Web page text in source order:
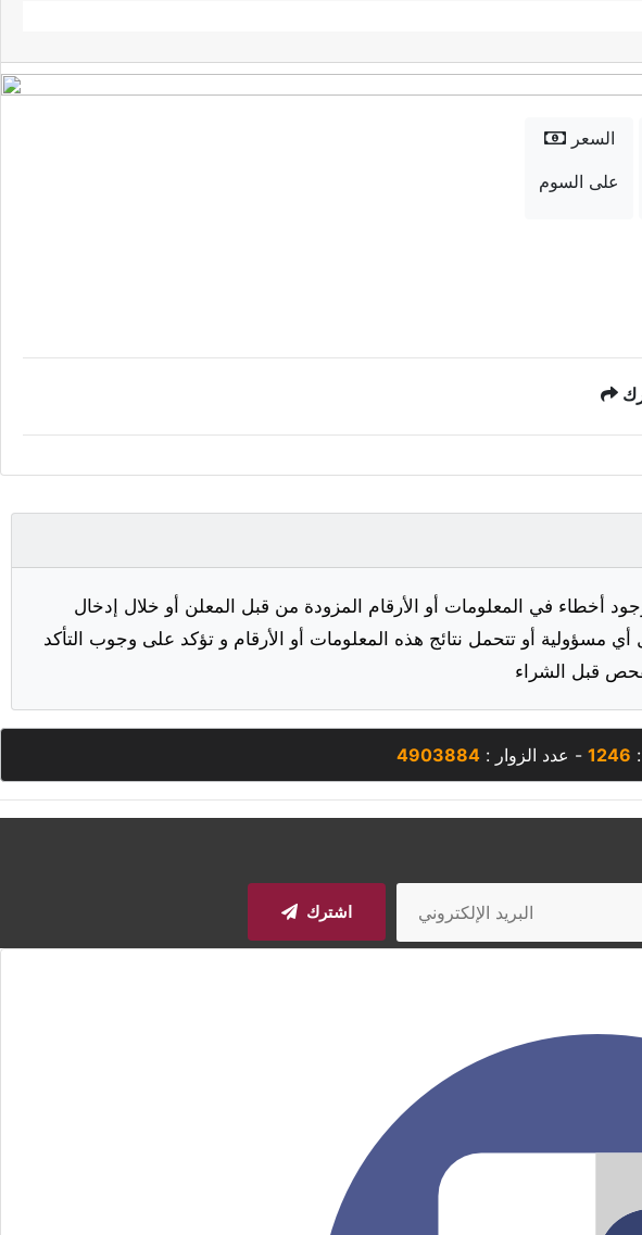
السعر
على السوم
أخطاء في المعلومات أو الأرقام المزودة من قبل المعلن أو خلال إدخال
مسؤولية أو تتحمل نتائج هذه المعلومات أو الأرقام و تؤكد على وجوب التأكد
1246 - عدد الزوار : 4903884
اشترك